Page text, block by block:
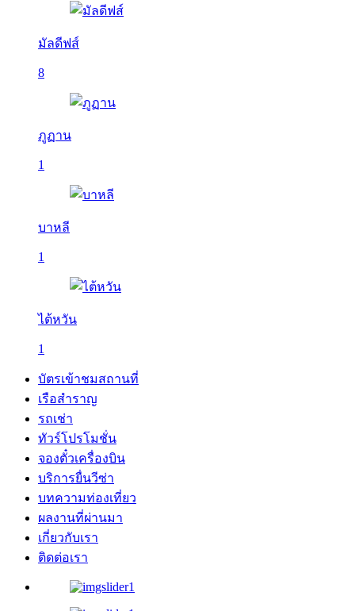
มัลดีฟส์
8
ภูฏาน
1
บาหลี
1
ไต้หวัน
1
บัตรเข้าชมสถานที่
เรือสำราญ
รถเช่า
ทัวร์โปรโมชั่น
จองตั๋วเครื่องบิน
บริการยื่นวีซ่า
บทความท่องเที่ยว
ผลงานที่ผ่านมา
เกี่ยวกับเรา
ติดต่อเรา